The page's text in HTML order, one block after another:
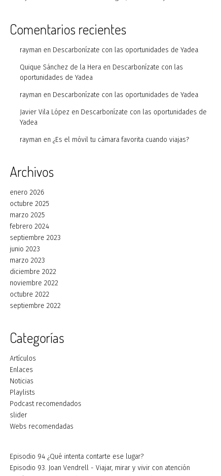
Comentarios recientes
rayman en Descarbonízate con las oportunidades de Yadea
Quique Sánchez de la Hera en Descarbonízate con las
oportunidades de Yadea
rayman en Descarbonízate con las oportunidades de Yadea
Javier Vila López en Descarbonízate con las oportunidades de
Yadea
rayman en ¿Es el móvil tu cámara favorita cuando viajas?
Archivos
enero 2026
octubre 2025
marzo 2025
febrero 2024
septiembre 2023
junio 2023
marzo 2023
diciembre 2022
noviembre 2022
octubre 2022
septiembre 2022
Categorías
Artículos
Enlaces
Noticias
Playlists
Podcast recomendados
slider
Webs recomendadas
Episodio 94 ¿Qué intenta contarte ese lugar?
Episodio 93. Joan Vendrell - Viajar, mirar y vivir con atención